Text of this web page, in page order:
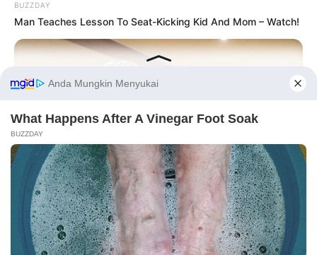
Serem! 9 Chat Ojek Online &
Pelanggan Ini Bikin Auto
Merinding
BUZZDAY
Man Teaches Lesson To Seat-Kicking Kid And Mom – Watch!
BUZZDAY
Do You Remember Her? Take A Deep Breath Before Looking
At Her